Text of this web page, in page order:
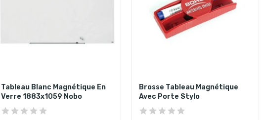
Tableau Blanc Magnétique En
Verre 1883x1059 Nobo
Brosse Tableau Magnétique
Avec Porte Stylo